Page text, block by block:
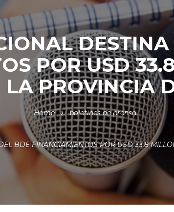
POR USD
LA PROVINCIA
Home boletines de prensa
BDE FINANCIAMIENTOS POR USD 33.8